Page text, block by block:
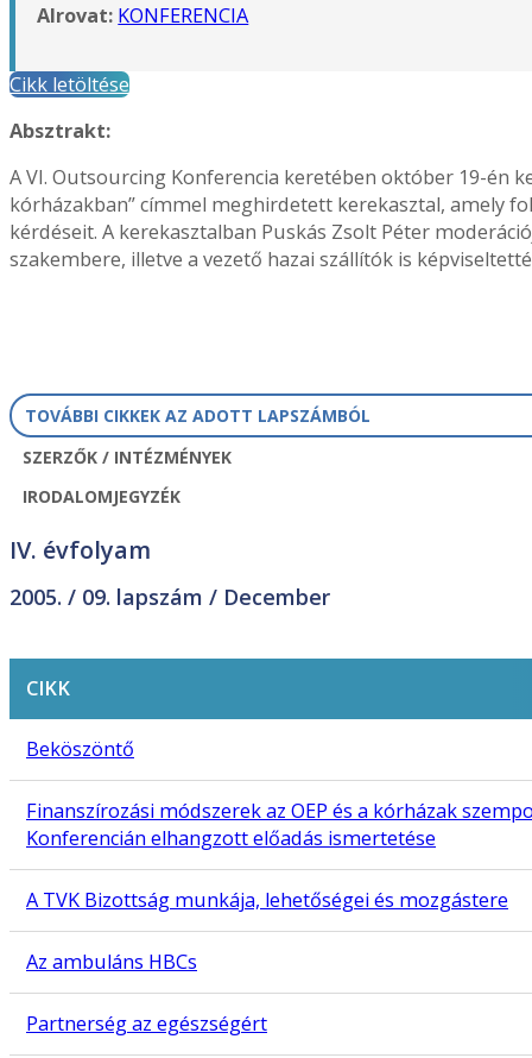
Alrovat: KONFERENCIA
Cikk letöltése
Absztrakt:
A VI. Outsourcing Konferencia keretében október 19-én
kórházakban” címmel meghirdetett kerekasztal, amely
kérdéseit. A kerekasztalban Puskás Zsolt Péter
szakembere, illetve a vezető hazai szállítók is
TOVÁBBI CIKKEK AZ ADOTT LAPSZÁMBÓL
SZERZŐK / INTÉZMÉNYEK
IRODALOMJEGYZÉK
IV. évfolyam
2005. / 09. lapszám / December
CIKK
Beköszöntő
Finanszírozási módszerek az OEP és a kórházak
Konferencián elhangzott előadás ismertetése
A TVK Bizottság munkája, lehetőségei és mozgástere
Az ambuláns HBCs
Partnerség az egészségért